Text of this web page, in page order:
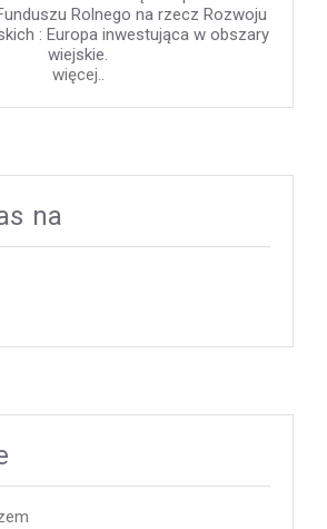
Rolnego na rzecz Rozwoju
: Europa inwestująca w obszary
wiejskie.
więcej..
na